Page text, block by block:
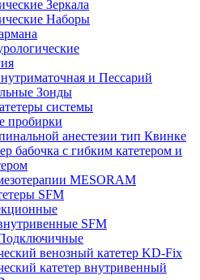
Зеркала
Наборы
и Пессарий
Зонды
системы
пробирки
анестезии тип Квинке
бабочка с гибким катетером и
MESORAM
SFM
SFM
венозный катетер KD-Fix
катетер внутривенный